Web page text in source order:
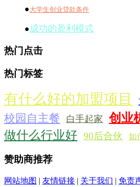
●大学生创业贷款条件
●成功的盈利模式
热门点击
热门标签
有什么好的加盟项目
校园自主餐 白手起家 创业
做什么行业好 90后合伙 如
赞助商推荐
网站地图 | 友情链接 | 关于我们 | 免责